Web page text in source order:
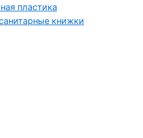
пластика
книжки